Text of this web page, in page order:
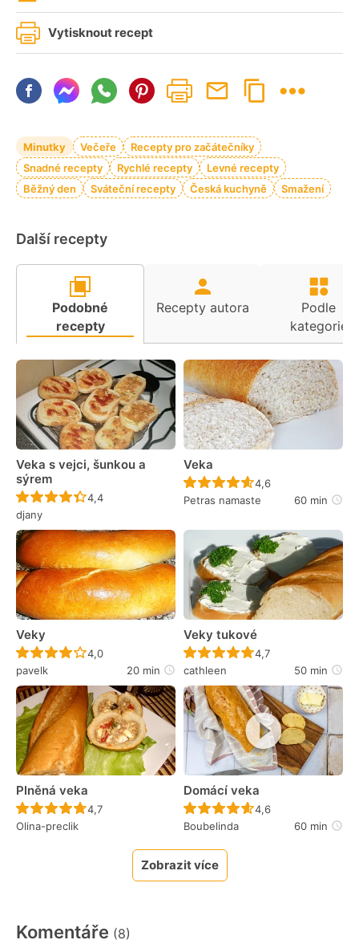
Vytisknout recept
Minutky Večeře
Recepty pro začátečníky
Snadné recepty
Rychlé recepty
Levné recepty
Běžný den
Sváteční recepty Česká kuchyně Smažení
Další recepty
Podobné
recepty
Recepty autora
Podle
kategorie
Veka s vejci, šunkou a
sýrem
Recept ještě nebyl hodnocen
4,4
djany
Veka
Recept ještě nebyl
4,6
Petras namaste
60 min
Veky
Recept ještě nebyl hodnocen
4,0
pavelk
20 min
Veky tukové
Recept ještě nebyl
4,7
cathleen
50 min
Plněná veka
Recept ještě nebyl hodnocen
4,7
Olina-preclik
Domácí veka
Recept ještě nebyl
4,6
Boubelinda
60 min
Zobrazit více
Komentáře (8)